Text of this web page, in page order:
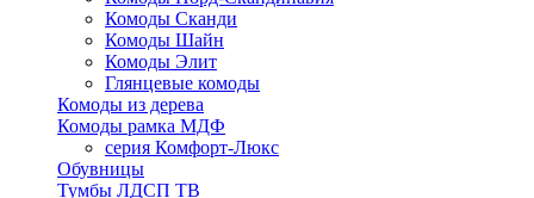
Комоды Сканди
Комоды Шайн
Комоды Элит
Глянцевые комоды
Комоды из дерева
Комоды рамка МДФ
серия Комфорт-Люкс
Обувницы
Тумбы ЛДСП ТВ